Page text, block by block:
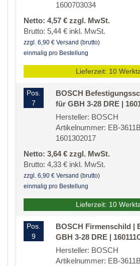
1600703034
Netto: 4,57 € zzgl. MwSt.
Brutto: 5,44 € inkl. MwSt.
zzgl. 6,90 € Versand (brutto)
einmalig pro Bestellung
Lieferzeit: 10
Pos.
7
BOSCH
für GBH 3-28 DRE |
Hersteller: BOSCH
Artikelnummer: EB-
1601302017
Netto: 3,64 € zzgl. MwSt.
Brutto: 4,33 € inkl. MwSt.
zzgl. 6,90 € Versand (brutto)
einmalig pro Bestellung
Lieferzeit: 10
Pos.
9
BOSCH Firmenschild |
GBH 3-28 DRE |
Hersteller: BOSCH
Artikelnummer: EB-